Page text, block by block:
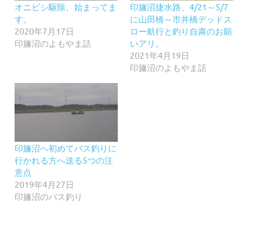
オニビシ駆除、始まってま
す。
2020年7月17日
印旛沼のよもやま話
印旛沼捷水路、4/21～5/7
に山田橋～市井橋デッドス
ロー航行と釣り自粛のお願
いアリ。
2021年4月19日
印旛沼のよもやま話
印旛沼へ初めてバス釣りに
行かれる方へ送る5つの注
意点
2019年4月27日
印旛沼のバス釣り